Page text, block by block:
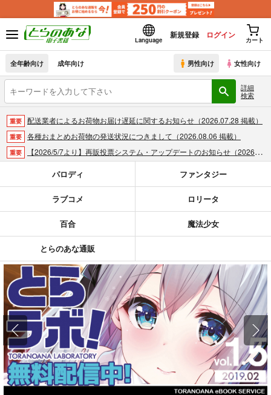
Language
新規登録 ログイン
カート
全年齢向け 成年向け 男性向け 女性向け
詳細
検索
重要 配送業者によるお荷物お届け遅延に関するお知らせ（2026.07.28 掲載）
重要 各種おまとめお荷物の発送状況につきまして（2026.08.06 掲載）
重要 【2026/5/7より】再販投票システム・アップデートのお知らせ（2026.05.07 掲載）
「とらのあな×駿河屋日本橋乙女同人誌館」通販店頭受取サービス開始のお知らせ（2026.01.05 更新｜2025.12.30 掲載）
重要 【2025/12/1より】「通販ポイント⇒とらコイン変換キャンペーン」終了のお知らせ（2025.11.21 掲載）
個人情報保護方針の改定について（2025.09.19 更新｜2025.08.01 掲載）
ポイント付与・管理体制改定のお知らせ（2024.11.20 掲載）
全てのお知らせを見る
パロディ ファンタジー
ラブコメ ロリータ
百合 魔法少女
とらのあな通販